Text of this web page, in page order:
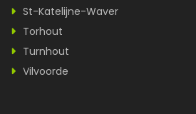
St-Katelijne-Waver
Torhout
Turnhout
Vilvoorde